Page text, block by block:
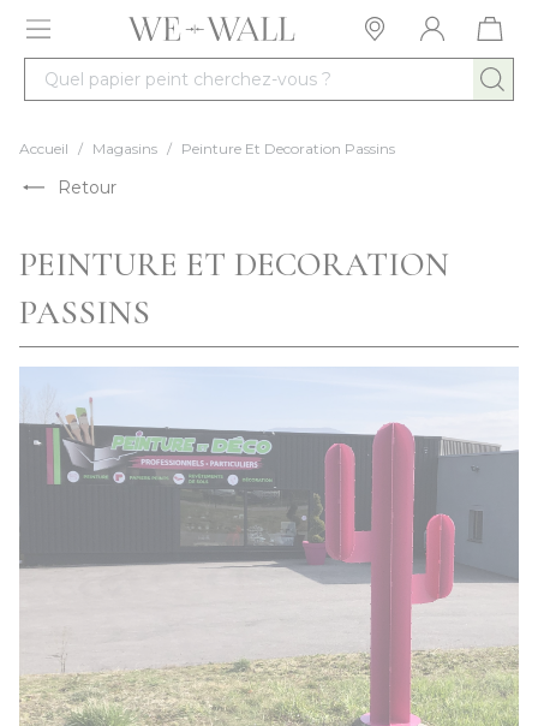
Allez au contenu
Quel papier peint cherchez-vous ?
Accueil / Magasins / Peinture Et Decoration Passins
Retour
PEINTURE ET DECORATION
PASSINS